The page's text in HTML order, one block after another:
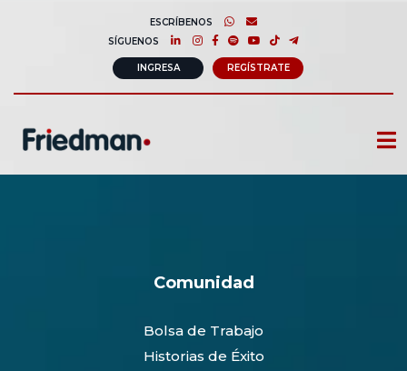
ESCRÍBENOS
SÍGUENOS
INGRESA REGÍSTRATE
Comunidad
Bolsa de Trabajo
Historias de Éxito